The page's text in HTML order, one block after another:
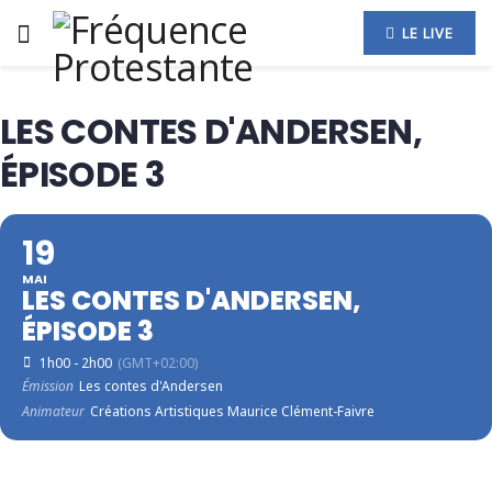
LE LIVE
LES CONTES D'ANDERSEN,
ÉPISODE 3
19
MAI
LES CONTES D'ANDERSEN,
ÉPISODE 3
1h00 - 2h00 (GMT+02:00)
Émission Les contes d'Andersen
Animateur Créations Artistiques Maurice Clément-Faivre